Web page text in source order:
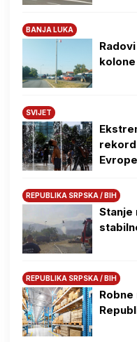
BANJA LUKA
SVIJET
Evrope
REPUBLIKA SRPSKA / BIH
Stanje
REPUBLIKA SRPSKA / BIH